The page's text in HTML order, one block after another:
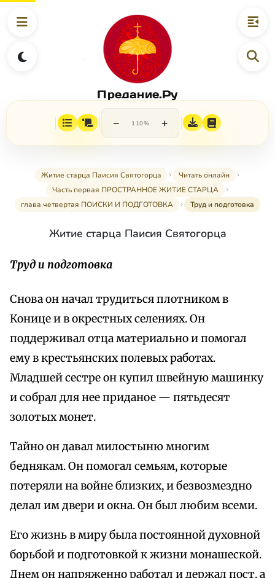
Предание.Ру
− 110% +
Житие старца Паисия Святогорца
Читать онлайн
Часть первая ПРОСТРАННОЕ ЖИТИЕ СТАРЦА
глава четвертая ПОИСКИ И ПОДГОТОВКА
Труд и подготовка
Житие старца Паисия Святогорца
Труд и подготовка
Снова он начал трудиться плотником в
Конице и в окрестных селениях. Он
поддерживал отца материально и помогал
ему в крестьянских полевых работах.
Младшей сестре он купил швейную машинку
и собрал для нее приданое — пятьдесят
золотых монет.
Тайно он давал милостыню многим
беднякам. Он помогал семьям, которые
потеряли на войне близких, и безвозмездно
делал им двери и окна. Он был любим всеми.
Его жизнь в миру была постоянной духовной
борьбой и подготовкой к жизни монашеской.
Днем он напряженно работал и держал пост, а